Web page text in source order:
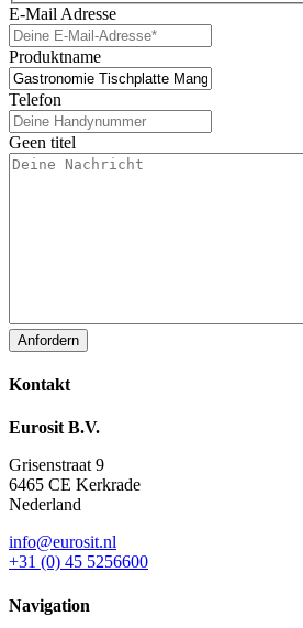
E-Mail Adresse
Produktname
Telefon
Geen titel
Kontakt
Eurosit B.V.
Grisenstraat 9
6465 CE Kerkrade
Nederland
info@eurosit.nl
+31 (0) 45 5256600
Navigation